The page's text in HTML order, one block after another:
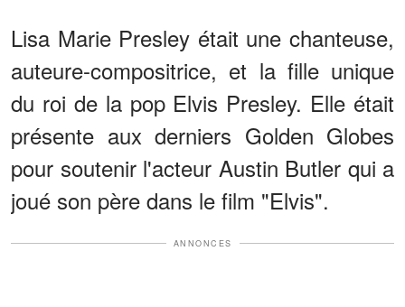
Lisa Marie Presley était une chanteuse,
auteure-compositrice, et la fille unique
du roi de la pop Elvis Presley. Elle était
présente aux derniers Golden Globes
pour soutenir l'acteur Austin Butler qui a
joué son père dans le film "Elvis".
ANNONCES